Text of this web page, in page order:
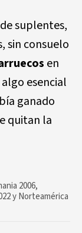
suplentes,
sin consuelo
en
esencial
ganado
quitan la
2006,
y Norteamérica